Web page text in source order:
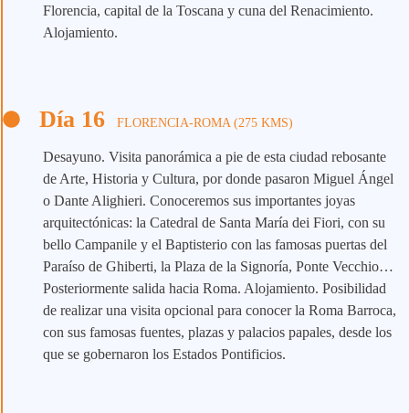
Florencia, capital de la Toscana y cuna del Renacimiento.
Alojamiento.
Día 16 FLORENCIA-ROMA (275 KMS)
Desayuno. Visita panorámica a pie de esta ciudad rebosante
de Arte, Historia y Cultura, por donde pasaron Miguel Ángel
o Dante Alighieri. Conoceremos sus importantes joyas
arquitectónicas: la Catedral de Santa María dei Fiori, con su
bello Campanile y el Baptisterio con las famosas puertas del
Paraíso de Ghiberti, la Plaza de la Signoría, Ponte Vecchio…
Posteriormente salida hacia Roma. Alojamiento. Posibilidad
de realizar una visita opcional para conocer la Roma Barroca,
con sus famosas fuentes, plazas y palacios papales, desde los
que se gobernaron los Estados Pontificios.